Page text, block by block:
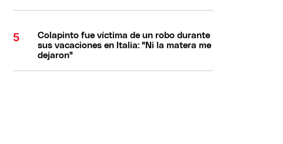
Colapinto fue víctima de un robo durante
sus vacaciones en Italia: "Ni la matera me
dejaron"